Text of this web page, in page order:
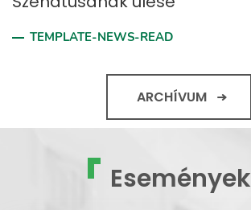
TEMPLATE-NEWS-READ
ARCHÍVUM
Események